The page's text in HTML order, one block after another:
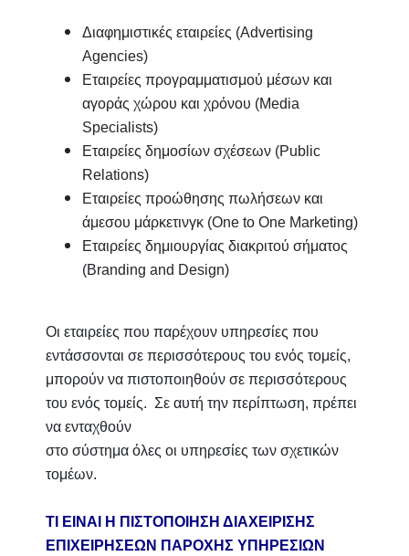
Διαφημιστικές εταιρείες (Αdvertising
Αgencies)
Εταιρείες προγραμματισμού μέσων και
αγοράς χώρου και χρόνου (Media
Specialists)
Εταιρείες δημοσίων σχέσεων (Public
Relations)
Εταιρείες προώθησης πωλήσεων και
άμεσου μάρκετινγκ (One to One Marketing)
Εταιρείες δημιουργίας διακριτού σήματος
(Branding and Design)
Οι εταιρείες που παρέχουν υπηρεσίες που
εντάσσονται σε περισσότερους του ενός τομείς,
μπορούν να πιστοποιηθούν σε περισσότερους
του ενός τομείς. Σε αυτή την περίπτωση, πρέπει
να ενταχθούν
στο σύστημα όλες οι υπηρεσίες των σχετικών
τομέων.
ΤΙ ΕΙΝΑΙ Η ΠΙΣΤΟΠΟΙΗΣΗ ΔΙΑΧΕΙΡΙΣΗΣ
ΕΠΙΧΕΙΡΗΣΕΩΝ ΠΑΡΟΧΗΣ ΥΠΗΡΕΣΙΩΝ